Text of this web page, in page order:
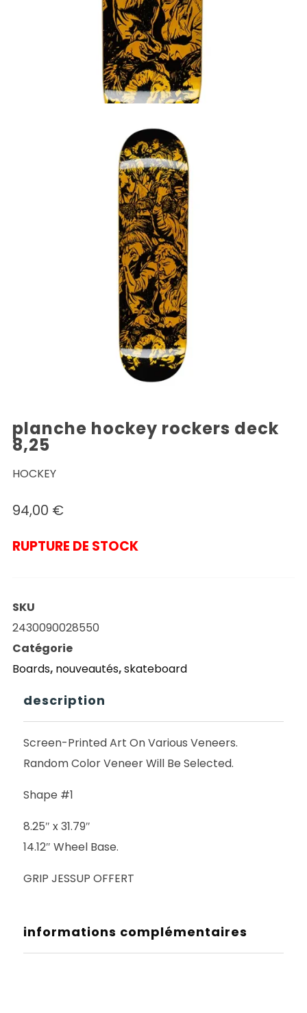
planche hockey rockers deck
8,25
HOCKEY
94,00 €
RUPTURE DE STOCK
SKU
2430090028550
Catégorie
Boards, nouveautés,skateboard
description
Screen-Printed Art On Various Veneers.
Random Color Veneer Will Be Selected.
Shape #1
8.25″ x 31.79″
14.12″ Wheel Base.
GRIP JESSUP OFFERT
informations complémentaires